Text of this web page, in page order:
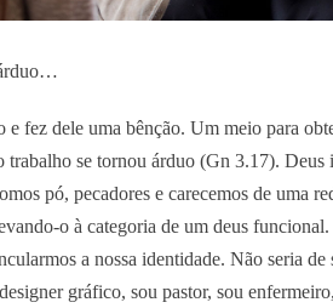
e fez dele uma bênção. Um meio para
trabalho se tornou árduo (Gn 3.17). Deus
pó, pecadores e carecemos de uma
o à categoria de um deus
a nossa identidade. Não seria
gráfico, sou pastor, sou